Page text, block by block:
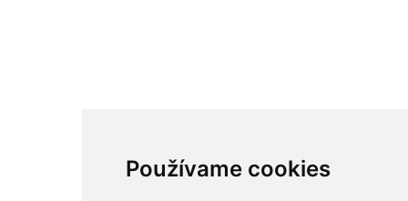
Používame cookies